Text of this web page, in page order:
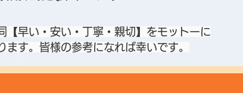
【早い・安い・丁寧・親切】をモットーに
す。皆様の参考になれば幸いです。